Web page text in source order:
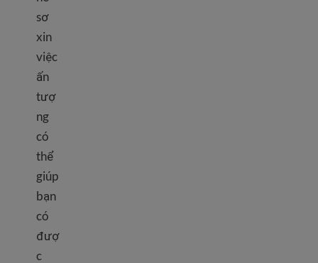
sơ
xin
việc
ấn
tượ
ng
có
thể
giúp
bạn
có
đượ
c